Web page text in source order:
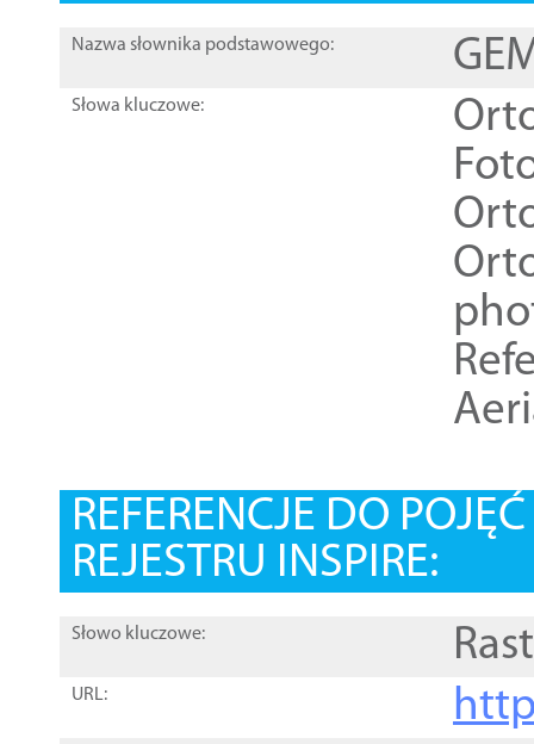
Nazwa słownika podstawowego:
Słowa kluczowe:
REFERENCJE DO
REJESTRU INSPIRE:
Słowo kluczowe:
URL: